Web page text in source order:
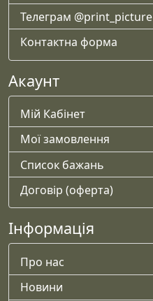
Телеграм @print_picture
Контактна форма
Акаунт
Мій Кабінет
Мої замовлення
Список бажань
Договір (оферта)
Інформація
Про нас
Новини